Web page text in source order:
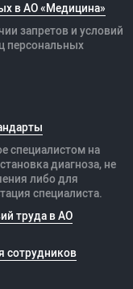
в АО «Медицина»
запретов и условий
персональных
специалистом на
диагноза, не
либо для
специалиста.
труда в АО
сотрудников